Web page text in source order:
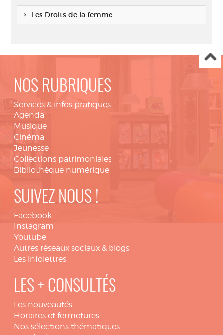
Les Droits de la femme
NOS RUBRIQUES
Services & infos pratiques
Agenda
Musique
Cinéma
Jeunesse
Collections patrimoniales
Bibliothèque numérique
SUIVEZ NOUS !
Facebook
Instagram
Youtube
Autres réseaux sociaux & blogs
Les infolettres
LES + CONSULTÉS
Les nouveautés
Horaires et fermetures
Nos sélections thématiques